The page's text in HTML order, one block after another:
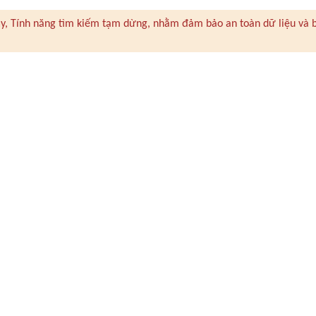
Tính năng tìm kiếm tạm dừng, nhằm đảm bảo an toàn dữ liệu và